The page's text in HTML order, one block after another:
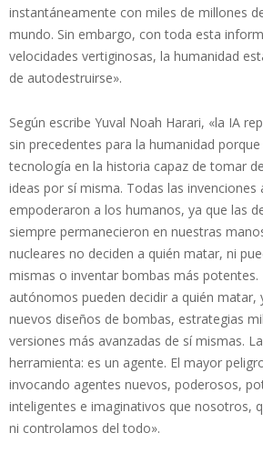
instantáneamente con miles de millones
mundo. Sin embargo, con toda esta
velocidades vertiginosas, la humanidad
de autodestruirse».
Según escribe Yuval Noah Harari, «la IA
sin precedentes para la humanidad
tecnología en la historia capaz de tomar
ideas por sí misma. Todas las invenciones
empoderaron a los humanos, ya que las
siempre permanecieron en nuestras
nucleares no deciden a quién matar, ni
mismas o inventar bombas más potentes.
autónomos pueden decidir a quién matar,
nuevos diseños de bombas, estrategias
versiones más avanzadas de sí mismas.
herramienta: es un agente. El mayor
invocando agentes nuevos, poderosos,
inteligentes e imaginativos que nosotros,
ni controlamos del todo».